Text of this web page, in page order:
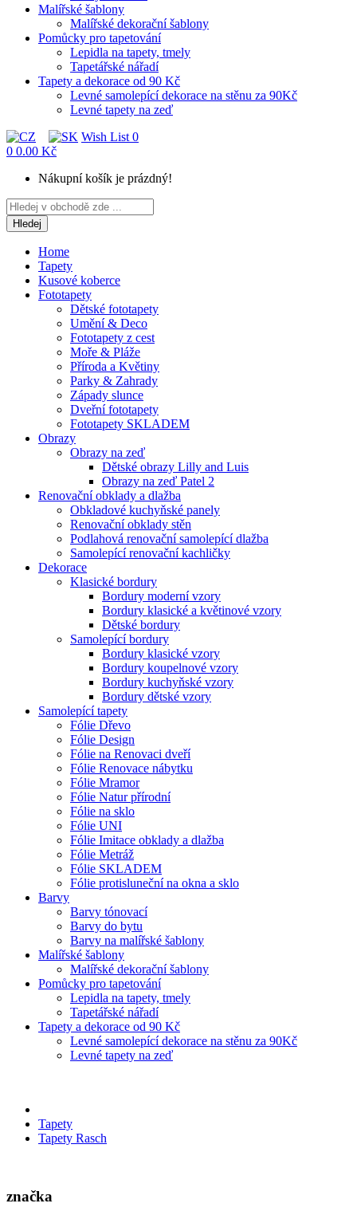
Malířské šablony
Malířské dekorační šablony
Pomůcky pro tapetování
Lepidla na tapety, tmely
Tapetářské nářadí
Tapety a dekorace od 90 Kč
Levné samolepící dekorace na stěnu za 90Kč
Levné tapety na zeď
Wish List 0
0 0.00 Kč
Nákupní košík je prázdný!
Hledej
Home
Tapety
Kusové koberce
Fototapety
Dětské fototapety
Umění & Deco
Fototapety z cest
Moře & Pláže
Příroda a Květiny
Parky & Zahrady
Západy slunce
Dveřní fototapety
Fototapety SKLADEM
Obrazy
Obrazy na zeď
Dětské obrazy Lilly and Luis
Obrazy na zeď Patel 2
Renovační obklady a dlažba
Obkladové kuchyňské panely
Renovační obklady stěn
Podlahová renovační samolepící dlažba
Samolepící renovační kachličky
Dekorace
Klasické bordury
Bordury moderní vzory
Bordury klasické a květinové vzory
Dětské bordury
Samolepící bordury
Bordury klasické vzory
Bordury koupelnové vzory
Bordury kuchyňské vzory
Bordury dětské vzory
Samolepící tapety
Fólie Dřevo
Fólie Design
Fólie na Renovaci dveří
Fólie Renovace nábytku
Fólie Mramor
Fólie Natur přírodní
Fólie na sklo
Fólie UNI
Fólie Imitace obklady a dlažba
Fólie Metráž
Fólie SKLADEM
Fólie protisluneční na okna a sklo
Barvy
Barvy tónovací
Barvy do bytu
Barvy na malířské šablony
Malířské šablony
Malířské dekorační šablony
Pomůcky pro tapetování
Lepidla na tapety, tmely
Tapetářské nářadí
Tapety a dekorace od 90 Kč
Levné samolepící dekorace na stěnu za 90Kč
Levné tapety na zeď
Tapety
Tapety Rasch
značka